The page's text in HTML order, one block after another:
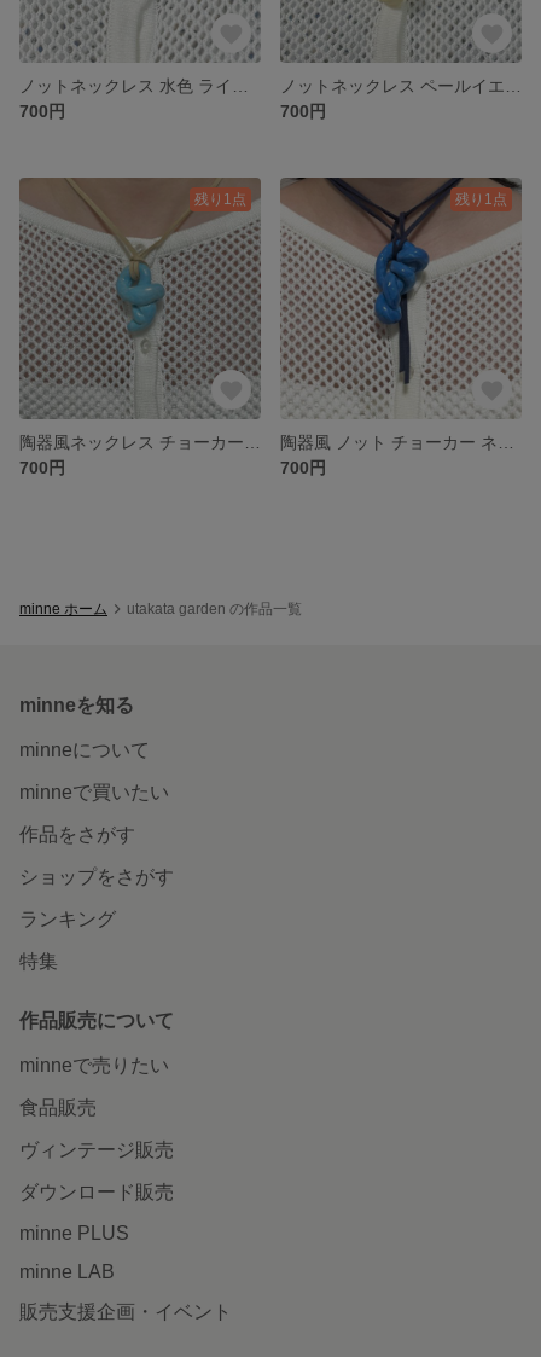
700円
700円
残り1点
700円
残り1点
700円
minne ホーム utakata garden の作品一覧
minneを知る
minneについて
minneで買いたい
作品をさがす
ショップをさがす
ランキング
特集
作品販売について
minneで売りたい
食品販売
ヴィンテージ販売
ダウンロード販売
minne PLUS
minne LAB
販売支援企画・イベント